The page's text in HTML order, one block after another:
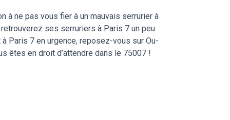
à ne pas vous fier à un mauvais serrurier à
ses serruriers à Paris 7 un peu
Paris 7 en urgence, reposez-vous sur Ou-
êtes en droit d’attendre dans le 75007 !